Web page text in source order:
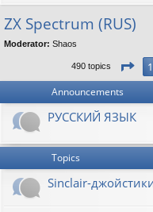
s
ZX Spectrum (RUS)
Moderator: Shaos
490 topics 1
Announcements
РУССКИЙ ЯЗЫК
Topics
Sinclair-